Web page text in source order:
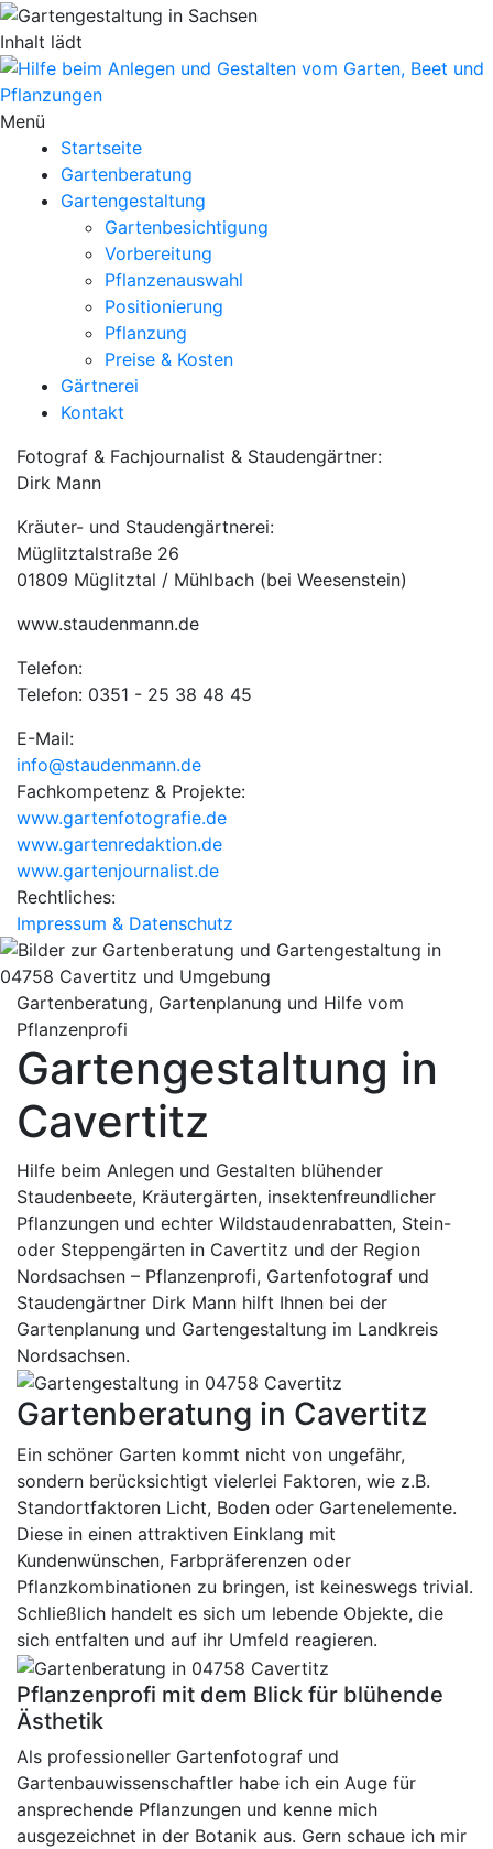
Inhalt lädt
Menü
Startseite
Gartenberatung
Gartengestaltung
Gartenbesichtigung
Vorbereitung
Pflanzenauswahl
Positionierung
Pflanzung
Preise & Kosten
Gärtnerei
Kontakt
Fotograf & Fachjournalist & Staudengärtner:
Dirk Mann
Kräuter- und Staudengärtnerei:
Müglitztalstraße 26
01809 Müglitztal / Mühlbach (bei Weesenstein)
www.staudenmann.de
Telefon:
Telefon: 0351 - 25 38 48 45
E-Mail:
info@staudenmann.de
Fachkompetenz & Projekte:
www.gartenfotografie.de
www.gartenredaktion.de
www.gartenjournalist.de
Rechtliches:
Impressum & Datenschutz
Gartenberatung, Gartenplanung und Hilfe vom
Pflanzenprofi
Gartengestaltung in
Cavertitz
Hilfe beim Anlegen und Gestalten blühender
Staudenbeete, Kräutergärten, insektenfreundlicher
Pflanzungen und echter Wildstaudenrabatten, Stein-
oder Steppengärten in Cavertitz und der Region
Nordsachsen – Pflanzenprofi, Gartenfotograf und
Staudengärtner Dirk Mann hilft Ihnen bei der
Gartenplanung und Gartengestaltung im Landkreis
Nordsachsen.
Gartenberatung in Cavertitz
Ein schöner Garten kommt nicht von ungefähr,
sondern berücksichtigt vielerlei Faktoren, wie z.B.
Standortfaktoren Licht, Boden oder Gartenelemente.
Diese in einen attraktiven Einklang mit
Kundenwünschen, Farbpräferenzen oder
Pflanzkombinationen zu bringen, ist keineswegs trivial.
Schließlich handelt es sich um lebende Objekte, die
sich entfalten und auf ihr Umfeld reagieren.
Pflanzenprofi mit dem Blick für blühende
Ästhetik
Als professioneller Gartenfotograf und
Gartenbauwissenschaftler habe ich ein Auge für
ansprechende Pflanzungen und kenne mich
ausgezeichnet in der Botanik aus. Gern schaue ich mir